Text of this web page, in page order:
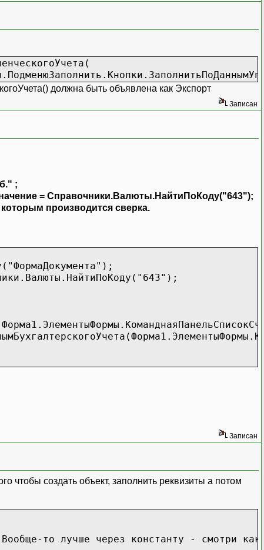
должна быть объявлена как Экспорт
Записан
;
= Справочники.Валюты.НайтиПоКоду("643");
производится сверка.
Записан
создать объект, заполнить реквизиты а потом
то лучше через константу - смотри